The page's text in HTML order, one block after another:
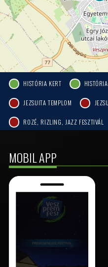
HISTÓRIA KERT
JEZSUITA TEMPLOM
ROZÉ, RIZLING, JAZZ FESZTIVÁL
MOBIL APP